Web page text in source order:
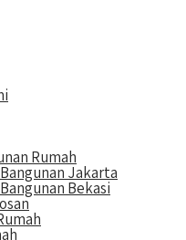
Rumah
Jakarta
Bekasi